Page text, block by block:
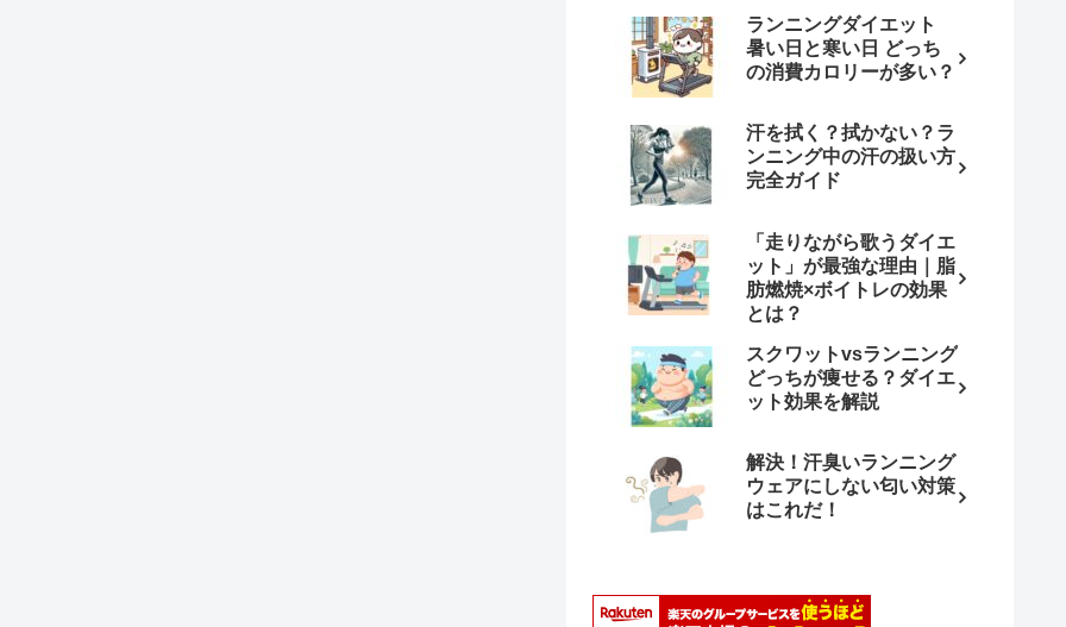
ランニングダイエット
暑い日と寒い日 どっち
の消費カロリーが多い？
汗を拭く？拭かない？ラ
ンニング中の汗の扱い方
完全ガイド
「走りながら歌うダイエ
ット」が最強な理由｜脂
肪燃焼×ボイトレの効果
とは？
スクワットvsランニング
どっちが痩せる？ダイエ
ット効果を解説
解決！汗臭いランニング
ウェアにしない匂い対策
はこれだ！